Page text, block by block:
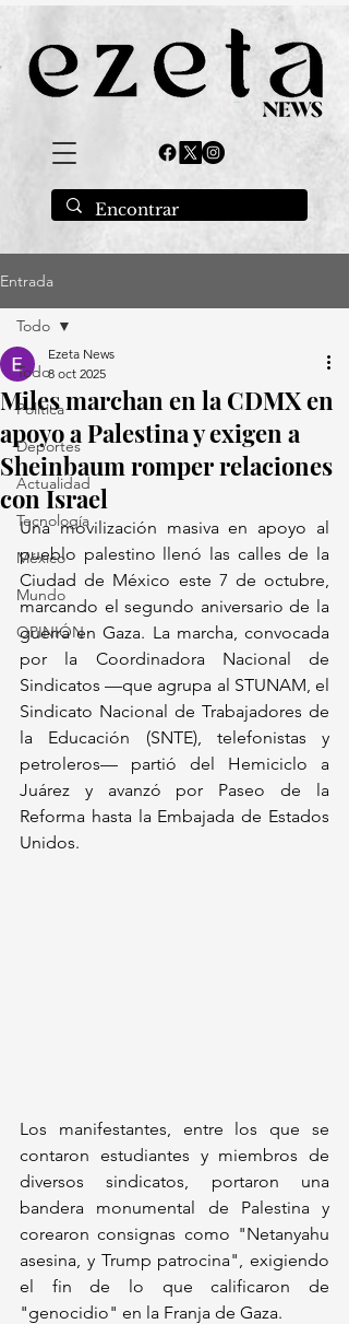
Entrada
Todo
Política
Deportes
Actualidad
Tecnología
México
Mundo
OPINIÓN
Todo
Miles marchan en la CDMX en
apoyo a Palestina y exigen a
Sheinbaum romper relaciones
con Israel
Ezeta News
8 oct 2025
Una movilización masiva en apoyo al
pueblo palestino llenó las calles de la
Ciudad de México este 7 de octubre,
marcando el segundo aniversario de la
guerra en Gaza. La marcha, convocada
por la Coordinadora Nacional de
Sindicatos —que agrupa al STUNAM, el
Sindicato Nacional de Trabajadores de
la Educación (SNTE), telefonistas y
petroleros— partió del Hemiciclo a
Juárez y avanzó por Paseo de la
Reforma hasta la Embajada de Estados
Unidos.
Los manifestantes, entre los que se
contaron estudiantes y miembros de
diversos sindicatos, portaron una
bandera monumental de Palestina y
corearon consignas como "Netanyahu
asesina, y Trump patrocina", exigiendo
el fin de lo que calificaron de
"genocidio" en la Franja de Gaza.